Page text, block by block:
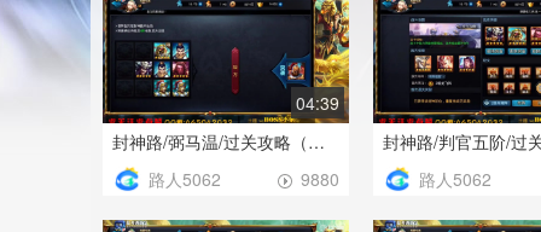
04:39
封神路/弼马温/过关攻略（阵容站位和控制太重要了）
9880
路人5062 路人5062